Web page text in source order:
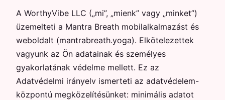
A WorthyVibe LLC („mi”, „mienk” vagy „minket”)
üzemelteti a Mantra Breath mobilalkalmazást és
weboldalt (mantrabreath.yoga). Elkötelezettek
vagyunk az Ön adatainak és személyes
gyakorlatának védelme mellett. Ez az
Adatvédelmi irányelv ismerteti az adatvédelem-
központú megközelítésünket: minimális adatot